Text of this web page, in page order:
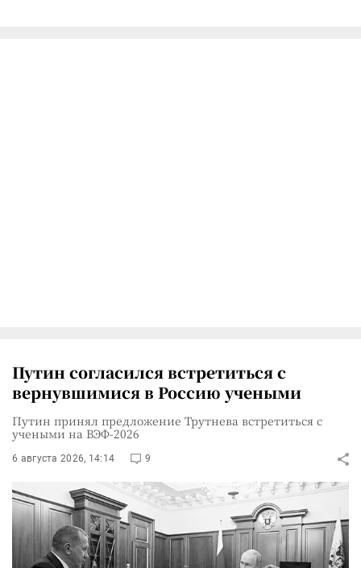
Путин согласился встретиться с
вернувшимися в Россию учеными
Путин принял предложение Трутнева встретиться с
учеными на ВЭФ-2026
6 августа 2026, 14:14 9